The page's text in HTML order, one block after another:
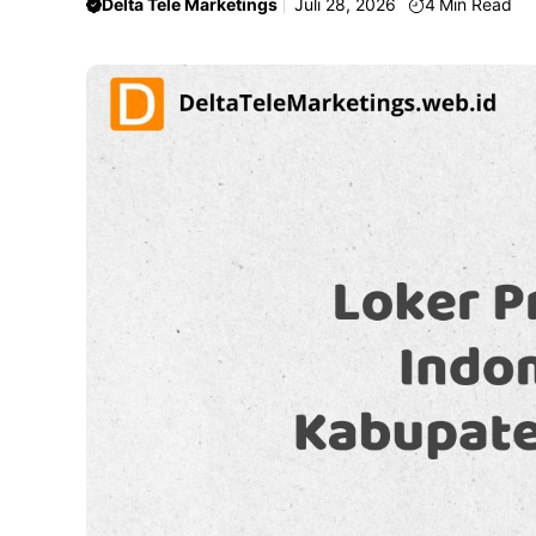
Delta Tele Marketings Juli 28, 2026 4 Min Read